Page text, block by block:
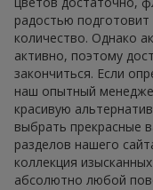
радостью
количество. Однако
активно, поэтому
закончиться. Если
наш опытный
красивую
выбрать прекрасные
разделов нашего
коллекция
абсолютно любой